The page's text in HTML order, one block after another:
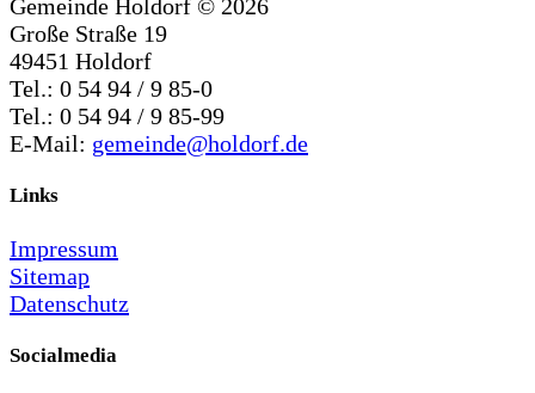
Gemeinde Holdorf © 2026
Große Straße 19
49451 Holdorf
Tel.: 0 54 94 / 9 85-0
Tel.: 0 54 94 / 9 85-99
E-Mail: gemeinde@holdorf.de
Links
Impressum
Sitemap
Datenschutz
Socialmedia